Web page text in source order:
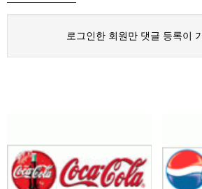
로그인한 회원만 댓글 등록이